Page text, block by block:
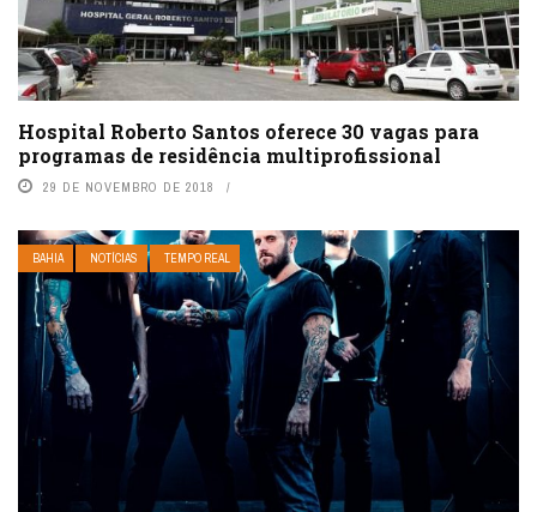
Hospital Roberto Santos oferece 30 vagas para
programas de residência multiprofissional
29 DE NOVEMBRO DE 2018
BAHIA NOTÍCIAS TEMPO REAL